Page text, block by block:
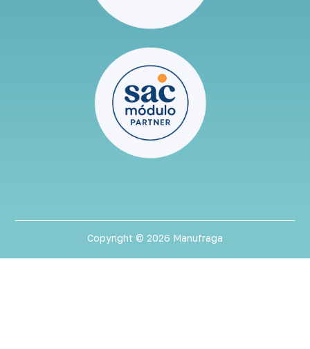
Copyright © 2026 Manufraga